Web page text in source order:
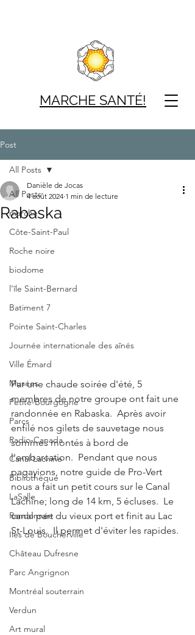
MARCHE SANTÉ!
Post
All Posts
marche
Côte-Saint-Paul
Roche noire
biodome
l’île Saint-Bernard
Batiment 7
Pointe Saint-Charles
Journée internationale des aînés
Ville Émard
Musées
Petite-Bourgogne
Parcs
Radio-Canada
Canal Lachine
Bibliothèque
LaSalle
Randonnée
Iles de Boucherville
Château Dufresne
Parc Angrignon
Montréal souterrain
Verdun
Art mural
All Posts
Rabaska
Danièle de Jocas
4 août 2024 1 min de lecture
Par une chaude soirée d'été, 5
membres de notre groupe ont fait une
randonnée en Rabaska.  Après avoir
enfilé nos gilets de sauvetage nous
sommes montés à bord de
l'embarcation.  Pendant que nous
pagayions, notre guide de Pro-Vert
nous a fait un petit cours sur le Canal
Lachine; long de 14 km, 5 écluses.  Le
canal part du vieux port et finit au Lac
St-Louis.  Il permet d'éviter les rapides.